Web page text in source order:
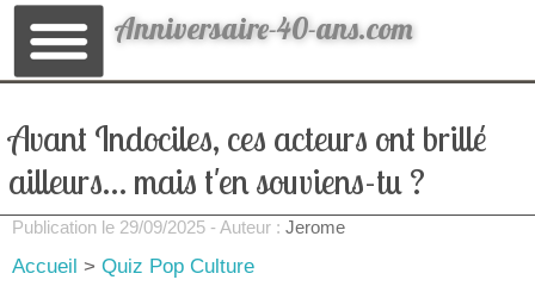
Anniversaire-40-ans.com
Avant Indociles, ces acteurs ont brillé
ailleurs… mais t'en souviens-tu ?
Publication le 29/09/2025 - Auteur : Jerome
Accueil > Quiz Pop Culture